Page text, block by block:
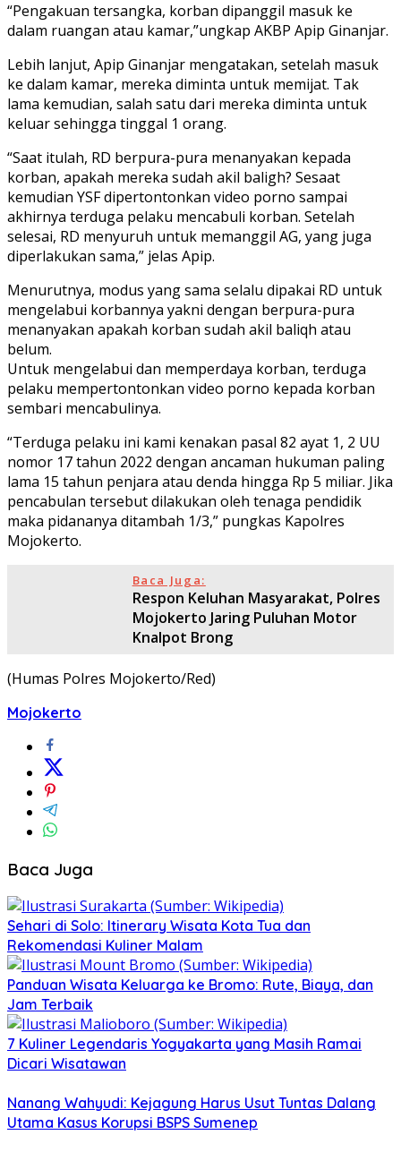
“Pengakuan tersangka, korban dipanggil masuk ke
dalam ruangan atau kamar,”ungkap AKBP Apip Ginanjar.
Lebih lanjut, Apip Ginanjar mengatakan, setelah masuk
ke dalam kamar, mereka diminta untuk memijat. Tak
lama kemudian, salah satu dari mereka diminta untuk
keluar sehingga tinggal 1 orang.
“Saat itulah, RD berpura-pura menanyakan kepada
korban, apakah mereka sudah akil baligh? Sesaat
kemudian YSF dipertontonkan video porno sampai
akhirnya terduga pelaku mencabuli korban. Setelah
selesai, RD menyuruh untuk memanggil AG, yang juga
diperlakukan sama,” jelas Apip.
Menurutnya, modus yang sama selalu dipakai RD untuk
mengelabui korbannya yakni dengan berpura-pura
menanyakan apakah korban sudah akil baliqh atau
belum.
Untuk mengelabui dan memperdaya korban, terduga
pelaku mempertontonkan video porno kepada korban
sembari mencabulinya.
“Terduga pelaku ini kami kenakan pasal 82 ayat 1, 2 UU
nomor 17 tahun 2022 dengan ancaman hukuman paling
lama 15 tahun penjara atau denda hingga Rp 5 miliar. Jika
pencabulan tersebut dilakukan oleh tenaga pendidik
maka pidananya ditambah 1/3,” pungkas Kapolres
Mojokerto.
Baca Juga:
Respon Keluhan Masyarakat, Polres
Mojokerto Jaring Puluhan Motor
Knalpot Brong
(Humas Polres Mojokerto/Red)
Mojokerto
Baca Juga
Sehari di Solo: Itinerary Wisata Kota Tua dan
Rekomendasi Kuliner Malam
Panduan Wisata Keluarga ke Bromo: Rute, Biaya, dan
Jam Terbaik
7 Kuliner Legendaris Yogyakarta yang Masih Ramai
Dicari Wisatawan
Nanang Wahyudi: Kejagung Harus Usut Tuntas Dalang
Utama Kasus Korupsi BSPS Sumenep